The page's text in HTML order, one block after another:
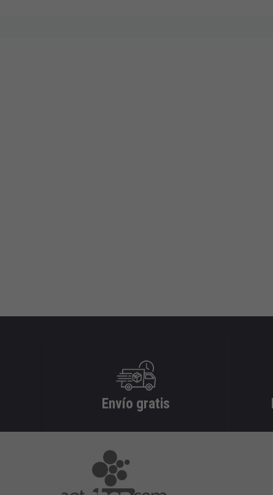
Envío gratis